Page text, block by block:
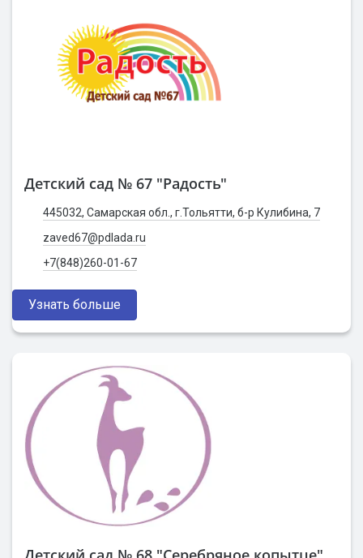
Детский сад № 67 "Радость"
445032, Самарская обл., г.Тольятти, б-р Кулибина, 7
zaved67@pdlada.ru
+7(848)260-01-67
Узнать больше